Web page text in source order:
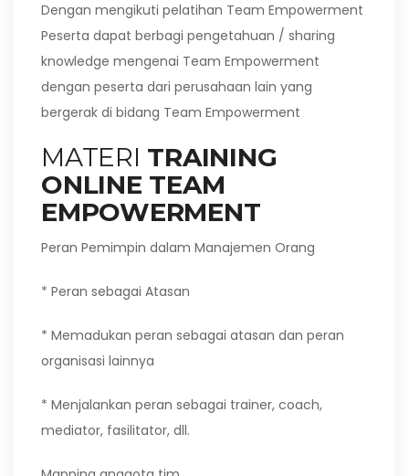
Dengan mengikuti pelatihan Team Empowerment
Peserta dapat berbagi pengetahuan / sharing
knowledge mengenai Team Empowerment
dengan peserta dari perusahaan lain yang
bergerak di bidang Team Empowerment
MATERI TRAINING
ONLINE TEAM
EMPOWERMENT
Peran Pemimpin dalam Manajemen Orang
* Peran sebagai Atasan
* Memadukan peran sebagai atasan dan peran
organisasi lainnya
* Menjalankan peran sebagai trainer, coach,
mediator, fasilitator, dll.